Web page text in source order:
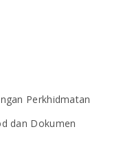
Perkhidmatan
dan Dokumen